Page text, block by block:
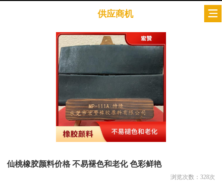
供应商机
仙桃橡胶颜料价格 不易褪色和老化 色彩鲜艳
浏览次数： 328次